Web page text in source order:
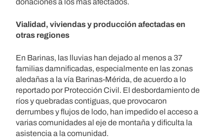
Vialidad, viviendas y producción afectadas en
otras regiones
En Barinas, las lluvias han dejado al menos a 37
familias damnificadas, especialmente en las zonas
aledañas a la vía Barinas-Mérida, de acuerdo a lo
reportado por Protección Civil. El desbordamiento de
ríos y quebradas contiguas, que provocaron
derrumbes y flujos de lodo, han impedido el acceso a
varias comunidades al eje de montaña y dificulta la
asistencia a la comunidad.